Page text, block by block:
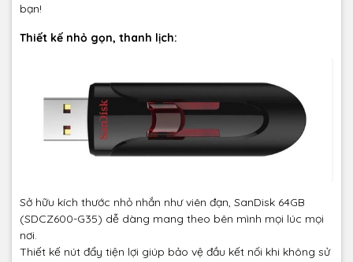
bạn!
Thiết kế nhỏ gọn, thanh lịch:
Sở hữu kích thước nhỏ nhắn như viên đạn, SanDisk 64GB
(SDCZ600-G35) dễ dàng mang theo bên mình mọi lúc mọi
nơi.
Thiết kế nút đẩy tiện lợi giúp bảo vệ đầu kết nối khi không sử